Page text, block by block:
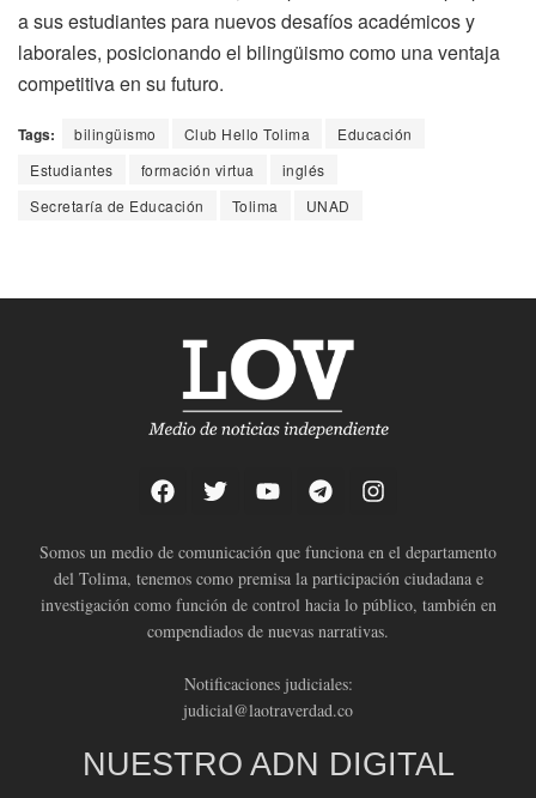
a sus estudiantes para nuevos desafíos académicos y
laborales, posicionando el bilingüismo como una ventaja
competitiva en su futuro.
Tags: bilingüismo Club Hello Tolima
Educación
Estudiantes
formación virtua
inglés
Secretaría de Educación
Tolima UNAD
Somos un medio de comunicación que funciona en el departamento
del Tolima, tenemos como premisa la participación ciudadana e
investigación como función de control hacia lo público, también en
compendiados de nuevas narrativas.
Notificaciones judiciales:
judicial@laotraverdad.co
NUESTRO ADN DIGITAL